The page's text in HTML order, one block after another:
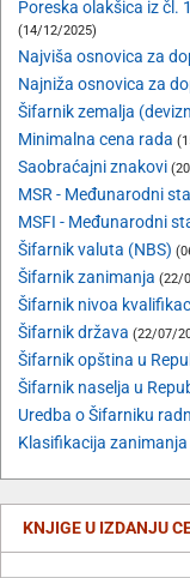
Poreska olakšica iz čl.
(14/12/2025)
Najviša osnovica za
Najniža osnovica za
Šifarnik zemalja
Minimalna cena rada
Saobraćajni znakovi
MSR - Međunarodni
MSFI - Međunarodni
Šifarnik valuta (NBS)
Šifarnik zanimanja (22/
Šifarnik nivoa
Šifarnik država (22/07/
Šifarnik opština u
Šifarnik naselja u
Uredba o Šifarniku
Klasifikacija zanimanja
KNJIGE U IZDANJU